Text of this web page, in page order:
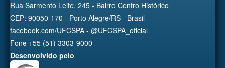
Rua Sarmento Leite, 245 - Bairro Centro Histórico
CEP: 90050-170 - Porto Alegre/RS - Brasil
facebook.com/UFCSPA - @UFCSPA_oficial
Fone +55 (51) 3303-9000
Desenvolvido pelo